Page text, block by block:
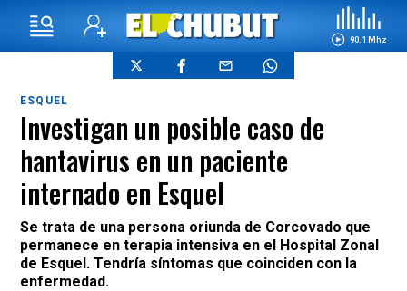
90.1 Mhz
ESQUEL
Investigan un posible caso de
hantavirus en un paciente
internado en Esquel
Se trata de una persona oriunda de Corcovado que
permanece en terapia intensiva en el Hospital Zonal
de Esquel. Tendría síntomas que coinciden con la
enfermedad.